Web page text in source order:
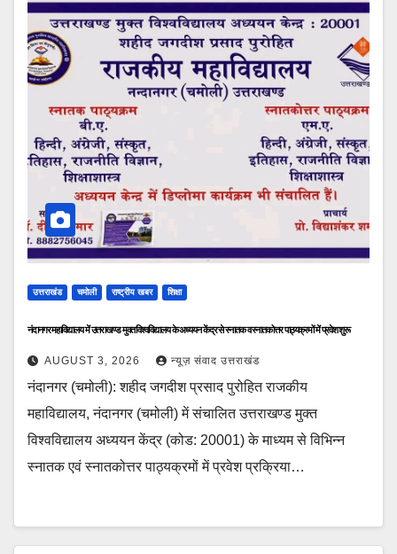
उत्तराखंड चमोली राष्ट्रीय खबर शिक्षा
नंदानगर महाविद्यालय में उत्तराखण्ड मुक्त विश्वविद्यालय के अध्ययन केंद्र से स्नातक व स्नातकोत्तर पाठ्यक्रमों में प्रवेश शुरू
AUGUST 3, 2026 न्यूज़ संवाद उत्तराखंड
नंदानगर (चमोली): शहीद जगदीश प्रसाद पुरोहित राजकीय
महाविद्यालय, नंदानगर (चमोली) में संचालित उत्तराखण्ड मुक्त
विश्वविद्यालय अध्ययन केंद्र (कोड: 20001) के माध्यम से विभिन्न
स्नातक एवं स्नातकोत्तर पाठ्यक्रमों में प्रवेश प्रक्रिया…